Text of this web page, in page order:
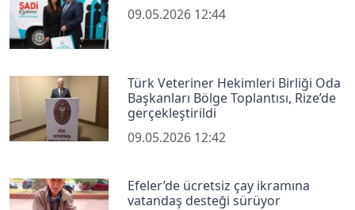
09.05.2026 12:44
Türk Veteriner Hekimleri Birliği Oda
Başkanları Bölge Toplantısı, Rize’de
gerçekleştirildi
09.05.2026 12:42
Efeler’de ücretsiz çay ikramına
vatandaş desteği sürüyor